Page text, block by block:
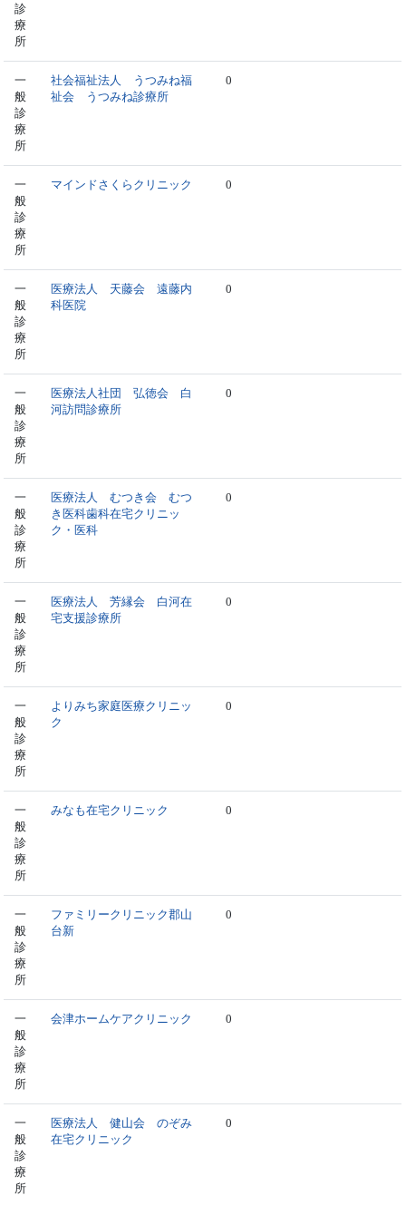
診
療
所
一
般
診
療
所
社会福祉法人 うつみね福
祉会 うつみね診療所
0
一
般
診
療
所
マインドさくらクリニック 0
一
般
診
療
所
医療法人 天藤会 遠藤内
科医院
0
一
般
診
療
所
医療法人社団 弘徳会 白
河訪問診療所
0
一
般
診
療
所
医療法人 むつき会 むつ
き医科歯科在宅クリニッ
ク・医科
0
一
般
診
療
所
医療法人 芳縁会 白河在
宅支援診療所
0
一
般
診
療
所
よりみち家庭医療クリニッ
ク
0
一
般
診
療
所
みなも在宅クリニック 0
一
般
診
療
所
ファミリークリニック郡山
台新
0
一
般
診
療
所
会津ホームケアクリニック 0
一
般
診
療
所
医療法人 健山会 のぞみ
在宅クリニック
0